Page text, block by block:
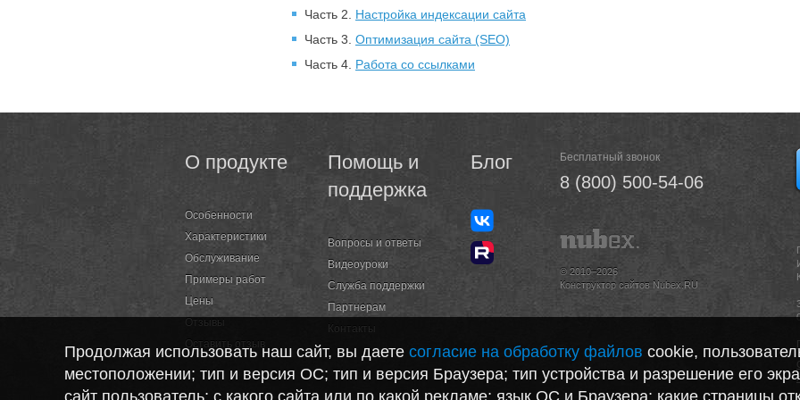
Часть 2. Настройка индексации сайта
Часть 3. Оптимизация сайта (SEO)
Часть 4. Работа со ссылками
О продукте
Особенности
Характеристики
Обслуживание
Примеры работ
Цены
Отзывы
Оставить отзыв
Помощь и
поддержка
Вопросы и ответы
Видеоуроки
Служба поддержки
Партнерам
Контакты
Блог Бесплатный звонок
8 (800) 500-54-06
© 2010–2026
Конструктор сайтов Nubex.RU
Продолжая использовать наш сайт, вы даете согласие на обработку файлов cookie,
местоположении; тип и версия ОС; тип и версия Браузера; тип устройства и разрешение его